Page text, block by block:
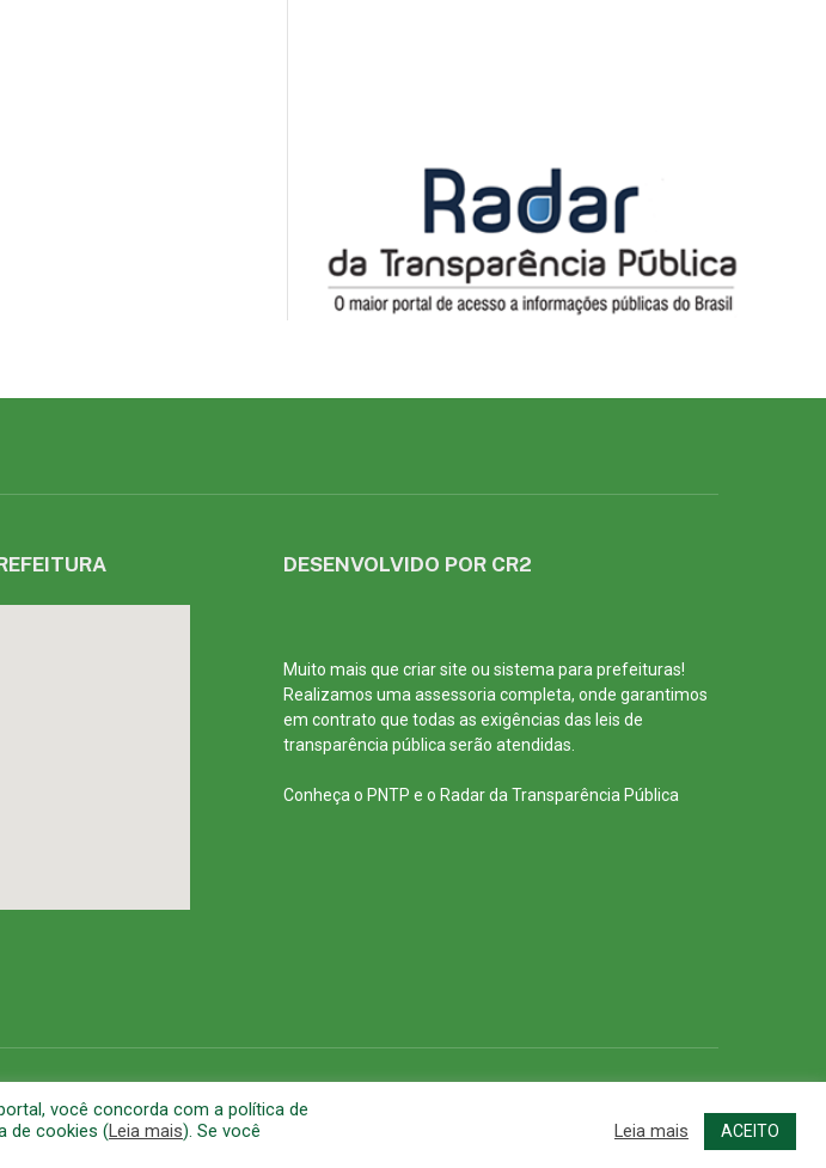
DESENVOLVIDO POR CR2
Muito mais que criar site ou sistema para prefeituras!
Realizamos uma assessoria completa, onde garantimos
em contrato que todas as exigências das leis de
transparência pública serão atendidas.
Conheça o PNTP e o Radar da Transparência Pública
você concorda com a política de
de cookies (Leia mais). Se você
Leia mais ACEITO